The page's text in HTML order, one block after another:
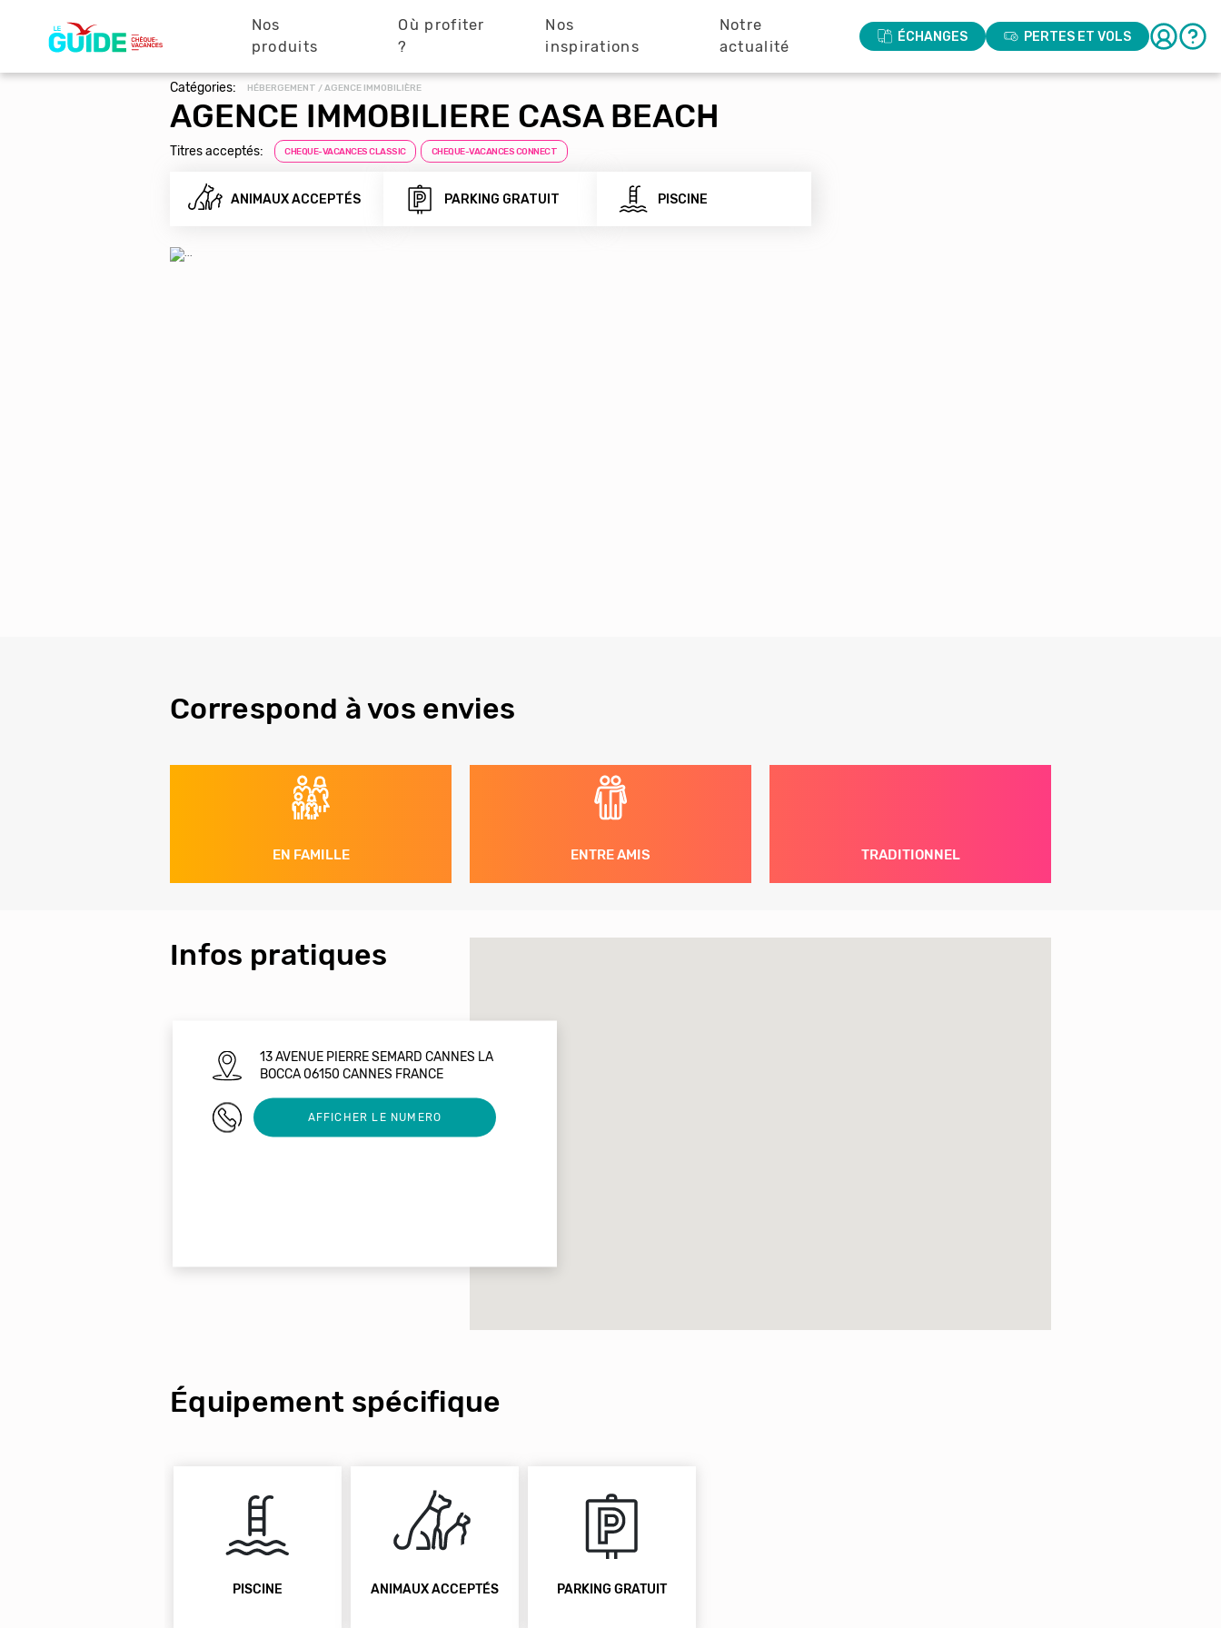
principale
Nos
produits
Où profiter
?
Nos
inspirations
Notre
actualité
ÉCHANGES PERTES ET VOLS
Catégories: HÉBERGEMENT / AGENCE IMMOBILIÈRE
AGENCE IMMOBILIERE CASA BEACH
Titres acceptés: CHEQUE-VACANCES CLASSIC CHEQUE-VACANCES CONNECT
ANIMAUX ACCEPTÉS PARKING GRATUIT PISCINE
Correspond à vos envies
EN FAMILLE ENTRE AMIS TRADITIONNEL
Infos pratiques
13 AVENUE PIERRE SEMARD CANNES LA
BOCCA 06150 CANNES FRANCE
0619536181AFFICHER LE NUMERO
Équipement spécifique
PISCINE ANIMAUX ACCEPTÉS PARKING GRATUIT